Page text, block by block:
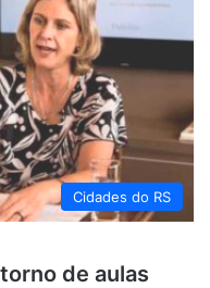
Cidades do RS
de aulas